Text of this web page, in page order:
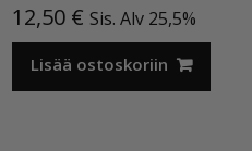
12,50 € Sis. Alv 25,5%
Lisää ostoskoriin